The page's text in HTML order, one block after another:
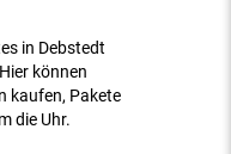
in Debstedt
können
kaufen, Pakete
die Uhr.